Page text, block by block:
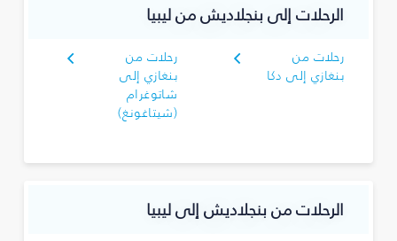
الرحلات إلى بنجلاديش من ليبيا
رحلات من
بنغازي إلى دكا
رحلات من
بنغازي إلى
شاتوغرام
(شيتاغونغ)
الرحلات من بنجلاديش إلى ليبيا